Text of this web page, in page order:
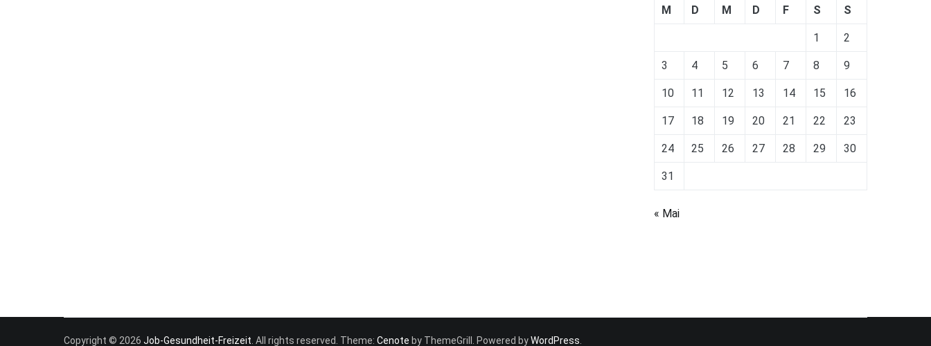
M D M D F S S
1 2
3 4 5 6 7 8 9
10 11 12 13 14 15 16
17 18 19 20 21 22 23
24 25 26 27 28 29 30
31
« Mai
Copyright © 2026 Job-Gesundheit-Freizeit . All rights reserved. Theme: Cenote by ThemeGrill. Powered byWordPress